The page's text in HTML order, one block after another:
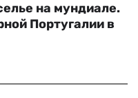
на мундиале.
Португалии в